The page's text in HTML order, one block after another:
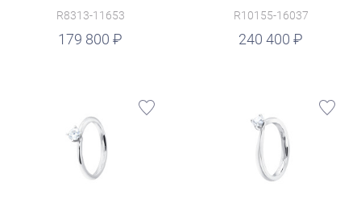
R8313-11653
179 800
R10155-16037
240 400
руб.